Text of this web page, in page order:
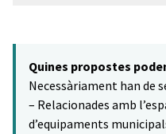
−
Quines propostes
Necessàriament han de
– Relacionades amb
d’equipaments